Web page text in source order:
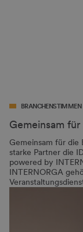
BRANCHENSTIMMEN
Gemeinsam
Gemeinsam für
starke Partner die
powered by
INTERNORGA